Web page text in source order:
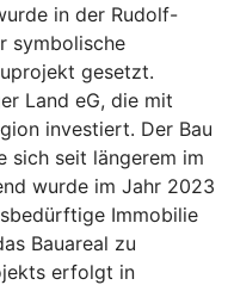
in der Rudolf-
symbolische
gesetzt.
Land eG, die mit
investiert. Der Bau
sich seit längerem im
wurde im Jahr 2023
Immobilie
Bauareal zu
erfolgt in